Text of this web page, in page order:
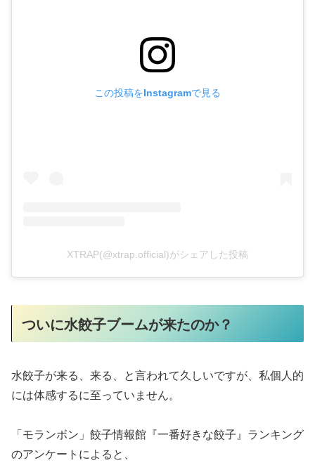
この投稿をInstagramで見る
XTRAP(@xtrap.official)がシェアした投稿
ついに水餃子ブームが来たのか？
水餃子が来る、来る、と言われて久しいですが、私個人的
には体感するに至っていません。
「モランボン」餃子情報館『一番好きな餃子』ランキング
のアンケートによると、